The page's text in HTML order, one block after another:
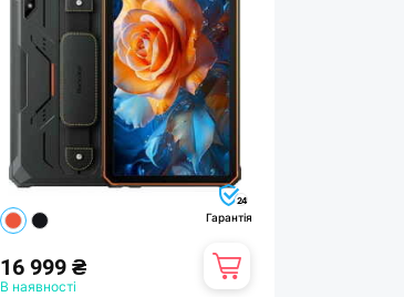
24
Гарантія
16 999 ₴
В наявності